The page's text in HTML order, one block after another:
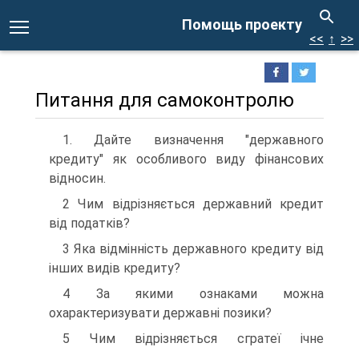
Помощь проекту
<< ↑ >>
Питання для самоконтролю
1. Дайте визначення "державного
кредиту" як особливого виду фінансових
відносин.
2 Чим відрізняється державний кредит
від податків?
3 Яка відмінність державного кредиту від
інших видів кредиту?
4 За якими ознаками можна
охарактеризувати державні позики?
5 Чим відрізняється сгратеї ічне